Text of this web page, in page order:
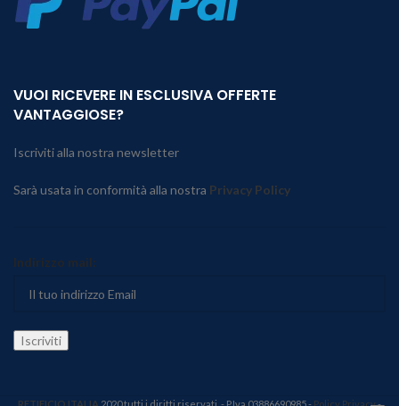
VUOI RICEVERE IN ESCLUSIVA OFFERTE
VANTAGGIOSE?
Iscriviti alla nostra newsletter
Sarà usata in conformità alla nostra Privacy Policy
Indirizzo mail: